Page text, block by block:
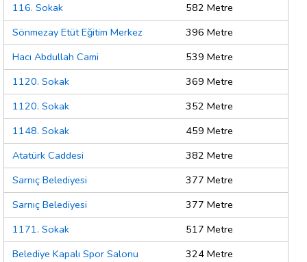
116. Sokak
582 Metre
Sönmezay Etüt Eğitim Merkez
396 Metre
Hacı Abdullah Cami
539 Metre
1120. Sokak
369 Metre
1120. Sokak
352 Metre
1148. Sokak
459 Metre
Atatürk Caddesi
382 Metre
Sarnıç Belediyesi
377 Metre
Sarnıç Belediyesi
377 Metre
1171. Sokak
517 Metre
Belediye Kapalı Spor Salonu
324 Metre